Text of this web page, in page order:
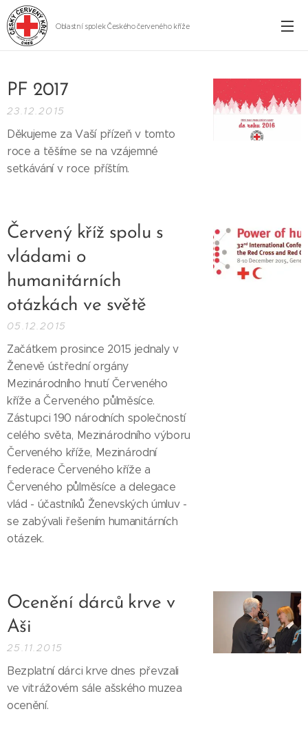
Oblastní spolek Českého červeného kříže
PF 2017
23.12.2015
Děkujeme za Vaší přízeň v tomto
roce a těšíme se na vzájemné
setkávání v roce příštím.
Červený kříž spolu s
vládami o
humanitárních
otázkách ve světě
05.12.2015
Začátkem prosince 2015 jednaly v
Ženevě ústřední orgány
Mezinárodního hnutí Červeného
kříže a Červeného půlměsíce.
Zástupci 190 národních společností
celého světa, Mezinárodního výboru
Červeného kříže, Mezinárodní
federace Červeného kříže a
Červeného půlměsíce a delegace
vlád - účastníků Ženevských úmluv -
se zabývali řešením humanitárních
otázek.
Ocenění dárců krve v
Aši
25.11.2015
Bezplatní dárci krve dnes převzali
ve vitrážovém sále ašského muzea
ocenění.